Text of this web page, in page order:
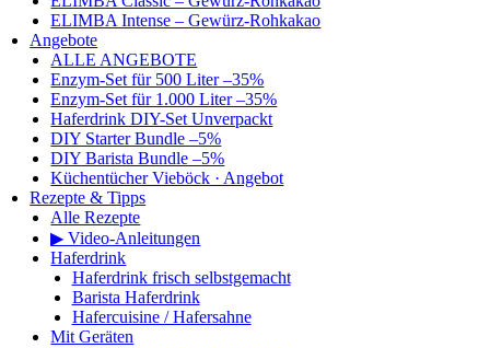
ELIMBA Intense – Gewürz-Rohkakao
Angebote
ALLE ANGEBOTE
Enzym-Set für 500 Liter –35%
Enzym-Set für 1.000 Liter –35%
Haferdrink DIY-Set Unverpackt
DIY Starter Bundle –5%
DIY Barista Bundle –5%
Küchentücher Vieböck · Angebot
Rezepte & Tipps
Alle Rezepte
▶ Video-Anleitungen
Haferdrink
Haferdrink frisch selbstgemacht
Barista Haferdrink
Hafercuisine / Hafersahne
Mit Geräten